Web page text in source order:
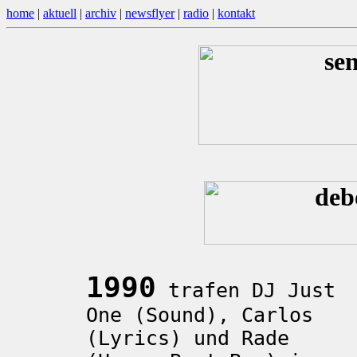
home | aktuell | archiv | newsflyer| radio | kontakt
1990 trafen DJ Just
One (Sound), Carlos
(Lyrics) und Rade